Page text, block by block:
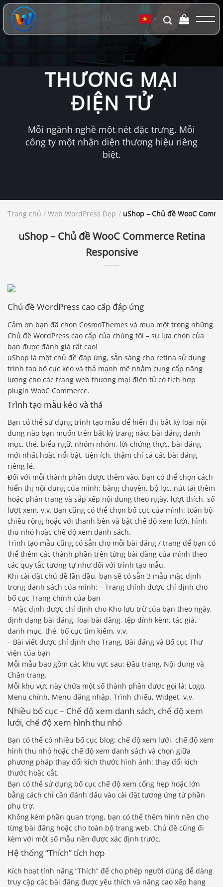
Chuyển
đến
dung
▼
THƯƠNG MẠI
ĐIỆN TỬ
Mỗi ngành nghề một nét đặc trưng. Mỗi
công ty một nhận diện thương hiệu riêng
biệt.
Trang chủ / Web WordPress Đẹp / uShop – Chủ đề WooC
uShop – Chủ đề WooC Commerce Retina
Responsive
Chủ đề WordPress cao cấp đáp ứng
Cảm ơn bạn đã chọn CosmoThemes và mua một trong những
Chủ đề WordPress cao cấp của chúng tôi – sự lựa chọn của
bạn được đánh giá rất cao!
uShop là một chủ đề đáp ứng, sẵn sàng cho retina sử dụng
trình tạo bố cục kéo và thả mạnh mẽ nhằm cung cấp năng
lượng cho các trang web thương mại điện tử có tích hợp
plugin WooC Commerce.
Trình tạo mẫu kéo và thả
Bạn có thể sử dụng trình tạo mẫu để hiển thị bất kỳ loại nội
dung nào bạn muốn trên bất kỳ trang nào: bài đăng danh
mục, thẻ, biểu ngữ, nhóm nhóm, lời chứng thực, bài đăng
mới nhất hoặc nổi bật, tiện ích, thậm chí cả các bài đăng
riêng lẻ.
Đối với mỗi thành phần được thêm vào, bạn có thể chọn cách
hiển thị nội dung của mình: băng chuyền, bộ lọc, nút tải thêm
hoặc phân trang và sắp xếp nội dung theo ngày, lượt thích, số
lượt xem, v.v. Bạn cũng có thể chọn bố cục của mình: toàn bộ
chiều rộng hoặc với thanh bên và bật chế độ xem lưới, hình
thu nhỏ hoặc chế độ xem danh sách.
Trình tạo mẫu cũng có sẵn cho mỗi bài đăng / trang để bạn có
thể thêm các thành phần trên từng bài đăng của mình theo
các quy tắc tương tự như đối với trình tạo mẫu.
Khi cài đặt chủ đề lần đầu, bạn sẽ có sẵn 3 mẫu mặc định
trong danh sách của mình: – Trang chính được chỉ định cho
bố cục Trang chính của bạn
– Mặc định được chỉ định cho Kho lưu trữ của bạn theo ngày,
định dạng bài đăng, loại bài đăng, tệp đính kèm, tác giả,
danh mục, thẻ, bố cục tìm kiếm, v.v.
– Bài viết được chỉ định cho Trang, Bài đăng và Bố cục Thư
viện của bạn
Mỗi mẫu bao gồm các khu vực sau: Đầu trang, Nội dung và
Chân trang.
Mỗi khu vực này chứa một số thành phần được gọi là: Logo,
Menu chính, Menu đăng nhập, Trình chiếu, Widget, v.v.
Nhiều bố cục – Chế độ xem danh sách, chế độ xem
lưới, chế độ xem hình thu nhỏ
Bạn có thể có nhiều bố cục blog: chế độ xem lưới, chế độ xem
hình thu nhỏ hoặc chế độ xem danh sách và chọn giữa
phương pháp thay đổi kích thước hình ảnh: thay đổi kích
thước hoặc cắt.
Bạn có thể sử dụng bố cục chế độ xem cổng hẹp hoặc lớn
bằng cách chỉ cần đánh dấu vào cài đặt tương ứng từ phần
phụ trợ.
Không kém phần quan trọng, bạn có thể thêm hình nền cho
từng bài đăng hoặc cho toàn bộ trang web. Chủ đề cũng đi
kèm với một số mẫu nền được xác định trước.
Hệ thống “Thích” tích hợp
Kích hoạt tính năng “Thích” để cho phép người dùng dễ dàng
truy cập các bài đăng được yêu thích và nâng cao xếp hạng